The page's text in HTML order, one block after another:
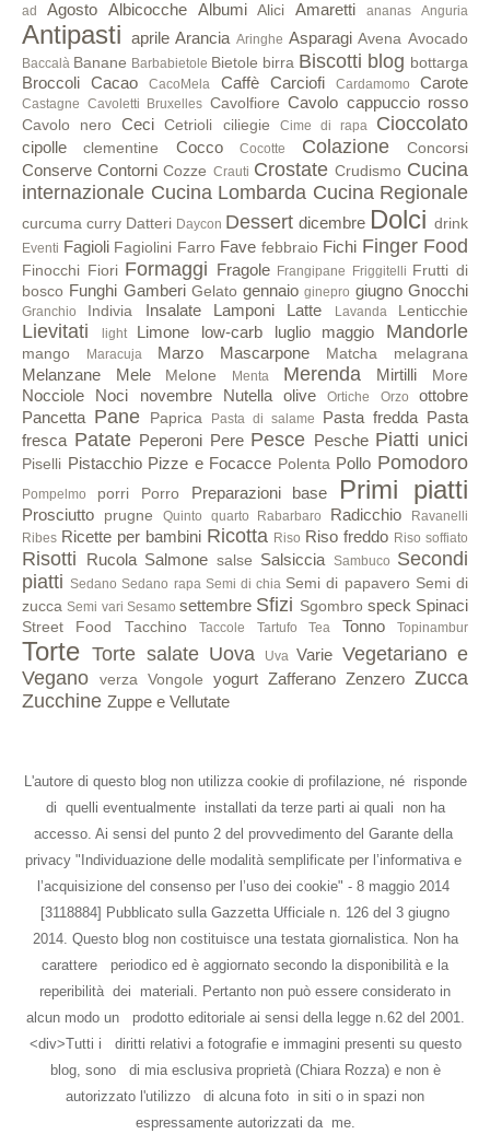
ad Agosto Albicocche Albumi Alici Amaretti ananas Anguria
Antipasti aprile Arancia Aringhe Asparagi Avena Avocado
Baccalà Banane Barbabietole Bietole birra Biscotti blog bottarga
Broccoli Cacao CacoMela Caffè Carciofi Cardamomo Carote
Castagne Cavoletti Bruxelles Cavolfiore Cavolo cappuccio rosso
Cavolo nero Ceci Cetrioli ciliegie Cime di rapa Cioccolato
cipolle clementine Cocco Cocotte Colazione Concorsi
Conserve Contorni Cozze Crauti Crostate Crudismo Cucina
internazionale Cucina Lombarda Cucina Regionale
curcuma curry Datteri Daycon Dessert dicembre Dolci drink
Eventi Fagioli Fagiolini Farro Fave febbraio Fichi Finger Food
Finocchi Fiori Formaggi Fragole Frangipane Friggitelli Frutti di
bosco Funghi Gamberi Gelato gennaio ginepro giugno Gnocchi
Granchio Indivia Insalate Lamponi Latte Lavanda Lenticchie
Lievitati light Limone low-carb luglio maggio Mandorle
mango Maracuja Marzo Mascarpone Matcha melagrana
Melanzane Mele Melone Menta Merenda Mirtilli More
Nocciole Noci novembre Nutella olive Ortiche Orzo
ottobre
Pancetta Pane Paprica Pasta di salame Pasta fredda Pasta
fresca Patate Peperoni Pere Pesce Pesche Piatti unici
Piselli Pistacchio Pizze e Focacce Polenta Pollo Pomodoro
Pompelmo porri Porro Preparazioni base Primi piatti
Prosciutto prugne Quinto quarto Rabarbaro Radicchio
Ravanelli
Ribes Ricette per bambini Ricotta Riso Riso freddo Riso soffiato
Risotti Rucola Salmone salse Salsiccia Sambuco Secondi
piatti Sedano Sedano rapa Semi di chia Semi di papavero Semi di
zucca Semi vari Sesamo settembre Sfizi Sgombro speck Spinaci
Street Food Tacchino Taccole Tartufo Tea Tonno Topinambur
Torte Torte salate Uova Uva Varie Vegetariano e
Vegano
verza Vongole yogurt Zafferano Zenzero Zucca
Zucchine Zuppe e Vellutate
L'autore di questo blog non utilizza cookie di profilazione, né risponde
di quelli eventualmente installati da terze parti ai quali non ha
accesso. Ai sensi del punto 2 del provvedimento del Garante della
privacy "Individuazione delle modalità semplificate per l’informativa e
l’acquisizione del consenso per l’uso dei cookie" - 8 maggio 2014
[3118884] Pubblicato sulla Gazzetta Ufficiale n. 126 del 3 giugno
2014. Questo blog non costituisce una testata giornalistica. Non ha
carattere periodico ed è aggiornato secondo la disponibilità e la
reperibilità dei materiali. Pertanto non può essere considerato in
alcun modo un prodotto editoriale ai sensi della legge n.62 del 2001.
<div>Tutti i diritti relativi a fotografie e immagini presenti su questo
blog, sono di mia esclusiva proprietà (Chiara Rozza) e non è
autorizzato l'utilizzo di alcuna foto in siti o in spazi non
espressamente autorizzati da me.